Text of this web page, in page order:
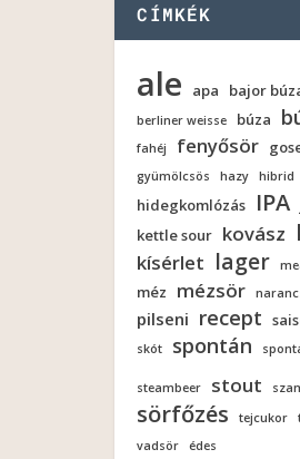
CÍMKÉK
ale apa bajor
berliner weisse búza
fahéj fenyősör
gyümölcsös hazy hibrid
hidegkomlózás IPA
kettle sour kovász
kísérlet lager
méz
mézsör
pilseni recept
skót spontán
steambeer stout
sörfőzés tejcukor
vadsör
édes